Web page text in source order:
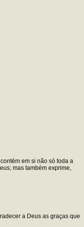
em si não só toda a
mas também exprime,
a Deus as graças que